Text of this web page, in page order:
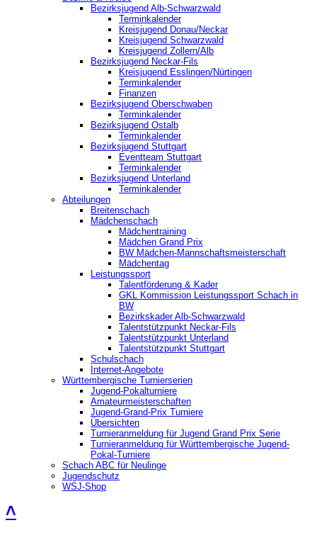
Bezirksjugend Alb-Schwarzwald
Terminkalender
Kreisjugend Donau/Neckar
Kreisjugend Schwarzwald
Kreisjugend Zollern/Alb
Bezirksjugend Neckar-Fils
Kreisjugend ‎Esslingen/Nürtingen
Terminkalender
Finanzen
Bezirksjugend Oberschwaben
Terminkalender
Bezirksjugend Ostalb
Terminkalender
Bezirksjugend Stuttgart
‎Eventteam Stuttgart
Terminkalender
Bezirksjugend Unterland
Terminkalender
Abteilungen
Breitenschach
Mädchenschach
Mädchentraining
Mädchen Grand Prix
BW Mädchen-Mannschaftsmeisterschaft
Mädchentag
Leistungssport
Talentförderung & Kader
GKL Kommission Leistungssport Schach in
BW
Bezirkskader Alb-Schwarzwald
Talentstützpunkt Neckar-Fils
Talentstützpunkt Unterland
Talentstützpunkt Stuttgart
Schulschach
Internet-Angebote
Württembergische Turnierserien
Jugend-Pokalturniere
Amateurmeisterschaften
Jugend-Grand-Prix Turniere
Übersichten
Turnieranmeldung für Jugend Grand Prix Serie
Turnieranmeldung für Württembergische Jugend-
Pokal-Turniere
Schach ABC für Neulinge
Jugendschutz
WSJ-Shop
˄